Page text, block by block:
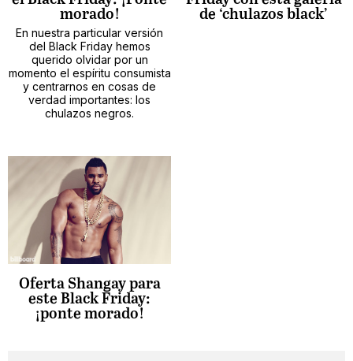
morado!
En nuestra particular versión
del Black Friday hemos
querido olvidar por un
momento el espíritu consumista
y centrarnos en cosas de
verdad importantes: los
chulazos negros.
de ‘chulazos black’
Oferta Shangay para
este Black Friday:
¡ponte morado!